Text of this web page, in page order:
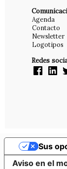
Agenda
Contacto
Newsletter
Logotipos
Redes
Aviso en el
Sus